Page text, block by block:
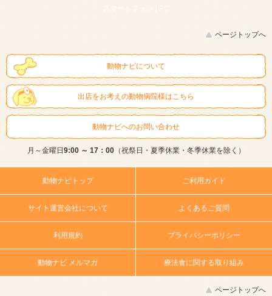
スマートフォン | PC
ページトップへ
動物ナビについて
出店をお考えの動物病院様はこちら
動物ナビへのお問い合わせ
月～金曜日 9:00 ～ 17：00（祝祭日・夏季休業・冬季休業を除く）
動物ナビトップ ご利用ガイド
サイト運営会社について よくあるご質問
利用規約 プライバシーポリシー
動物ナビ メルマガ 療法食に関する取り組み
ページトップへ